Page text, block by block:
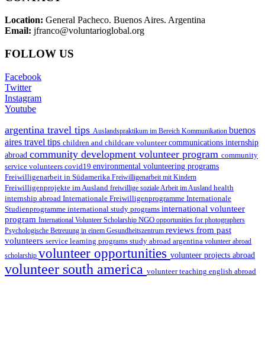
Location: General Pacheco. Buenos Aires. Argentina
Email: jfranco@voluntarioglobal.org
FOLLOW US
Facebook
Twitter
Instagram
Youtube
argentina travel tips Auslandspraktikum im Bereich Kommunikation buenos
aires travel tips children and childcare volunteercommunications internship
abroad community development volunteer program community
service volunteers covid19 environmental volunteering programs
Freiwilligenarbeit in Südamerika Freiwilligenarbeit mit Kindern
Freiwilligenprojekte im Ausland freiwillige soziale Arbeit im Ausland health
internship abroad Internationale Freiwilligenprogramme Internationale
Studienprogramme international study programs international volunteer
program International Volunteer Scholarship NGO opportunities for photographers
Psychologische Betreuung in einem Gesundheitszentrum reviews from past
volunteers service learning programs study abroad argentina volunteer abroad
scholarship volunteer opportunities volunteer projects abroad
volunteer south america volunteer teaching english abroad